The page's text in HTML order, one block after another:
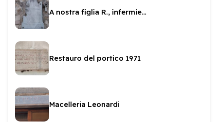
A nostra figlia R., infermiera
Restauro del portico 1971
Macelleria Leonardi